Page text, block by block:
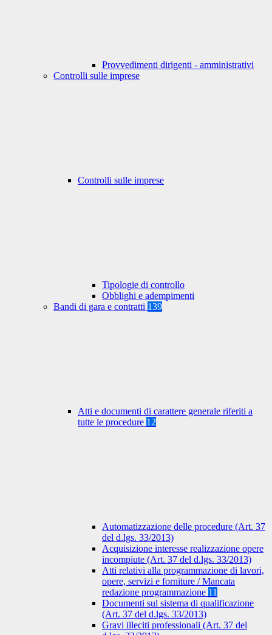
Provvedimenti dirigenti - amministrativi
Controlli sulle imprese
Controlli sulle imprese
Tipologie di controllo
Obblighi e adempimenti
Bandi di gara e contratti 139
Atti e documenti di carattere generale riferiti a
tutte le procedure 12
Automatizzazione delle procedure (Art. 37
del d.lgs. 33/2013)
Acquisizione interesse realizzazione opere
incompiute (Art. 37 del d.lgs. 33/2013)
Atti relativi alla programmazione di lavori,
opere, servizi e forniture / Mancata
redazione programmazione 11
Documenti sul sistema di qualificazione
(Art. 37 del d.lgs. 33/2013)
Gravi illeciti professionali (Art. 37 del